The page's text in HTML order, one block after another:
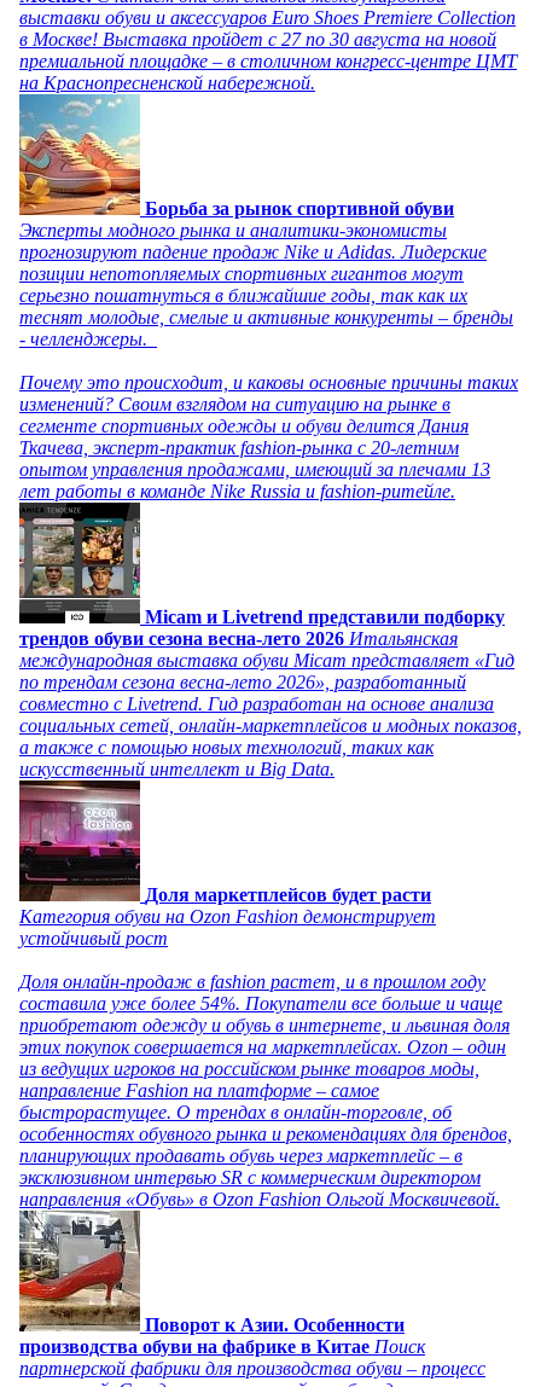
выставки обуви и аксессуаров Euro Shoes Premiere Collection
в Москве! Выставка пройдет с 27 по 30 августа на новой
премиальной площадке – в столичном конгресс-центре ЦМТ
на Краснопресненской набережной.
Борьба за рынок спортивной обуви
Эксперты модного рынка и аналитики-экономисты
прогнозируют падение продаж Nike и Adidas. Лидерские
позиции непотопляемых спортивных гигантов могут
серьезно пошатнуться в ближайшие годы, так как их
теснят молодые, смелые и активные конкуренты – бренды
- челленджеры.
Почему это происходит, и каковы основные причины таких
изменений? Своим взглядом на ситуацию на рынке в
сегменте спортивных одежды и обуви делится Дания
Ткачева, эксперт-практик fashion-рынка с 20-летним
опытом управления продажами, имеющий за плечами 13
лет работы в команде Nike Russia и fashion-ритейле.
Micam и Livetrend представили подборку
трендов обуви сезона весна-лето 2026 Итальянская
международная выставка обуви Micam представляет «Гид
по трендам сезона весна-лето 2026», разработанный
совместно с Livetrend. Гид разработан на основе анализа
социальных сетей, онлайн-маркетплейсов и модных показов,
а также с помощью новых технологий, таких как
искусственный интеллект и Big Data.
Доля маркетплейсов будет расти
Категория обуви на Ozon Fashion демонстрирует
устойчивый рост
Доля онлайн-продаж в fashion растет, и в прошлом году
составила уже более 54%. Покупатели все больше и чаще
приобретают одежду и обувь в интернете, и львиная доля
этих покупок совершается на маркетплейсах. Ozon – один
из ведущих игроков на российском рынке товаров моды,
направление Fashion на платформе – самое
быстрорастущее. О трендах в онлайн-торговле, об
особенностях обувного рынка и рекомендациях для брендов,
планирующих продавать обувь через маркетплейс – в
эксклюзивном интервью SR с коммерческим директором
направления «Обувь» в Ozon Fashion Ольгой Москвичевой.
Поворот к Азии. Особенности
производства обуви на фабрике в Китае Поиск
партнерской фабрики для производства обуви – процесс